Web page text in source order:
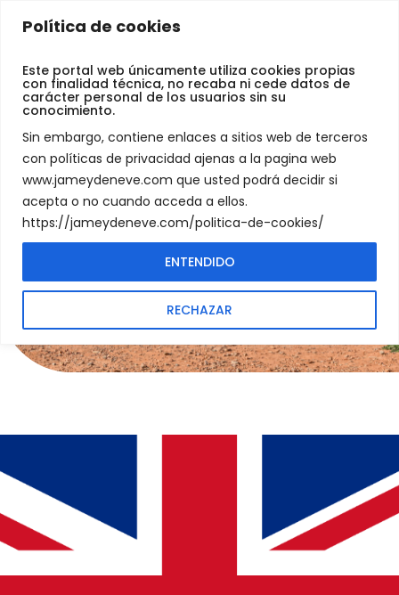
Política de cookies
Este portal web únicamente utiliza cookies propias
con finalidad técnica, no recaba ni cede datos de
carácter personal de los usuarios sin su
conocimiento.
Sin embargo, contiene enlaces a sitios web de terceros
con políticas de privacidad ajenas a la pagina web
www.jameydeneve.com que usted podrá decidir si
acepta o no cuando acceda a ellos.
https://jameydeneve.com/politica-de-cookies/
RECHAZAR
ENTENDIDO
Jamey
Neve
Mantega Su bicicleta
a punto todos los días
Un mantenimiento a tiempo y
aduecado.
Le dará mas seguridad a la hora